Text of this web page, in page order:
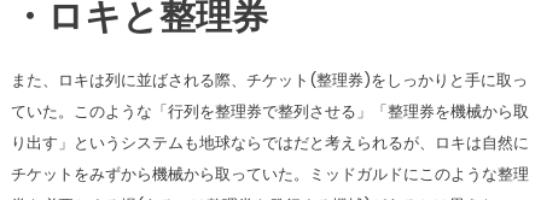
・ロキと整理券
また、ロキは列に並ばされる際、チケット(整理券)をしっかりと手に取っ
ていた。このような「行列を整理券で整列させる」「整理券を機械から取
り出す」というシステムも地球ならではだと考えられるが、ロキは自然に
チケットをみずから機械から取っていた。ミッドガルドにこのような整理